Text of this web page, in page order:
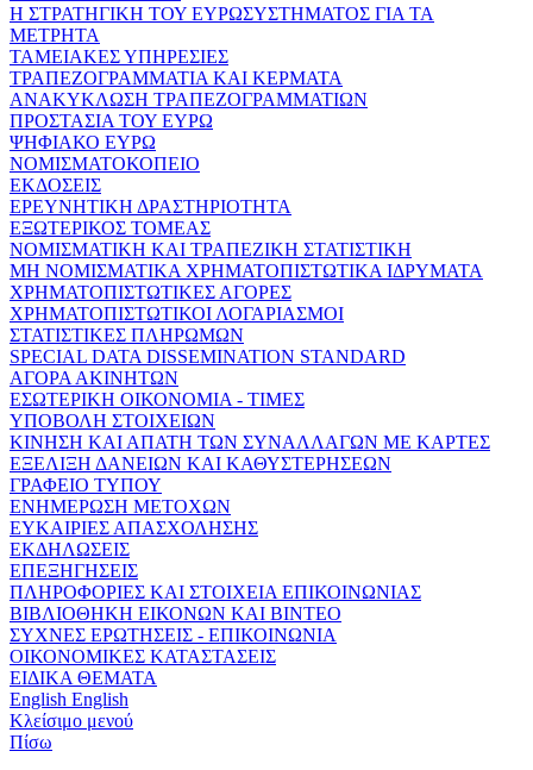
Η ΣΤΡΑΤΗΓΙΚΗ ΤΟΥ ΕΥΡΩΣΥΣΤΗΜΑΤΟΣ ΓΙΑ ΤΑ
ΜΕΤΡΗΤΑ
ΤΑΜΕΙΑΚΕΣ ΥΠΗΡΕΣΙΕΣ
ΤΡΑΠΕΖΟΓΡΑΜΜΑΤΙΑ ΚΑΙ ΚΕΡΜΑΤΑ
ΑΝΑΚΥΚΛΩΣΗ ΤΡΑΠΕΖΟΓΡΑΜΜΑΤΙΩΝ
ΠΡΟΣΤΑΣΙΑ ΤΟΥ ΕΥΡΩ
ΨΗΦΙΑΚΟ ΕΥΡΩ
ΝΟΜΙΣΜΑΤΟΚΟΠΕΙΟ
ΕΚΔΟΣΕΙΣ
ΕΡΕΥΝΗΤΙΚΗ ΔΡΑΣΤΗΡΙΟΤΗΤΑ
ΕΞΩΤΕΡΙΚΟΣ ΤΟΜΕΑΣ
ΝΟΜΙΣΜΑΤΙΚΗ ΚΑΙ ΤΡΑΠΕΖΙΚΗ ΣΤΑΤΙΣΤΙΚΗ
ΜΗ ΝΟΜΙΣΜΑΤΙΚΑ ΧΡΗΜΑΤΟΠΙΣΤΩΤΙΚΑ ΙΔΡΥΜΑΤΑ
ΧΡΗΜΑΤΟΠΙΣΤΩΤΙΚΕΣ ΑΓΟΡΕΣ
ΧΡΗΜΑΤΟΠΙΣΤΩΤΙΚΟΙ ΛΟΓΑΡΙΑΣΜΟΙ
ΣΤΑΤΙΣΤΙΚΕΣ ΠΛΗΡΩΜΩΝ
SPECIAL DATA DISSEMINATION STANDARD
ΑΓΟΡΑ ΑΚΙΝΗΤΩΝ
ΕΣΩΤΕΡΙΚΗ ΟΙΚΟΝΟΜΙΑ - ΤΙΜΕΣ
ΥΠΟΒΟΛΗ ΣΤΟΙΧΕΙΩΝ
ΚΙΝΗΣΗ ΚΑΙ ΑΠΑΤΗ ΤΩΝ ΣΥΝΑΛΛΑΓΩΝ ΜΕ ΚΑΡΤΕΣ
ΕΞΕΛΙΞΗ ΔΑΝΕΙΩΝ ΚΑΙ ΚΑΘΥΣΤΕΡΗΣΕΩΝ
ΓΡΑΦΕΙΟ ΤΥΠΟΥ
ΕΝΗΜΕΡΩΣΗ ΜΕΤΟΧΩΝ
ΕΥΚΑΙΡΙΕΣ ΑΠΑΣΧΟΛΗΣΗΣ
ΕΚΔΗΛΩΣΕΙΣ
ΕΠΕΞΗΓΗΣΕΙΣ
ΠΛΗΡΟΦΟΡΙΕΣ ΚΑΙ ΣΤΟΙΧΕΙΑ ΕΠΙΚΟΙΝΩΝΙΑΣ
ΒΙΒΛΙΟΘΗΚΗ ΕΙΚΟΝΩΝ ΚΑΙ ΒΙΝΤΕΟ
ΣΥΧΝΕΣ ΕΡΩΤΗΣΕΙΣ - ΕΠΙΚΟΙΝΩΝΙΑ
ΟΙΚΟΝΟΜΙΚΕΣ ΚΑΤΑΣΤΑΣΕΙΣ
ΕΙΔΙΚΑ ΘΕΜΑΤΑ
English English
Κλείσιμο μενού
Πίσω